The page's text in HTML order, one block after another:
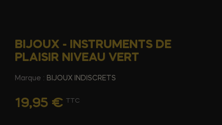
BIJOUX - INSTRUMENTS DE
PLAISIR NIVEAU VERT
Marque : BIJOUX INDISCRETS
19,95 € TTC